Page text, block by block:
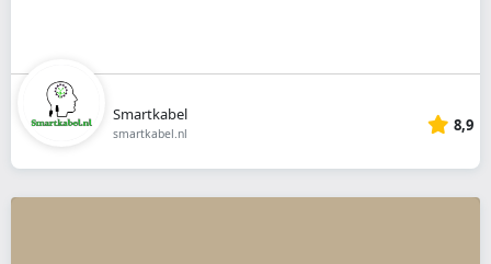
Smartkabel
smartkabel.nl 8,9